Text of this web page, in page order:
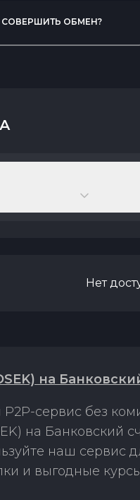
СОВЕРШИТЬ ОБМЕН?
Нет
на
сервис без
на Банковский
наш
и выгодные